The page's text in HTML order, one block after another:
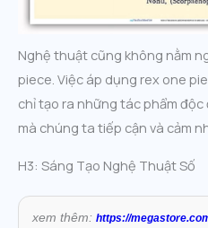
Nghệ thuật cũng không nằm
piece. Việc áp dụng rex one
chỉ tạo ra những tác phẩm
mà chúng ta tiếp cận và cảm
H3: Sáng Tạo Nghệ Thuật Số
xem thêm: https://